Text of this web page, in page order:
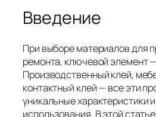
Введение
При выборе материалов для
ремонта, ключевой элемент
Производственный клей,
контактный клей — все эти
уникальные характеристики
использования. В этой